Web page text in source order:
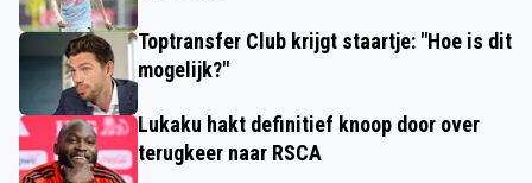
Toptransfer Club krijgt staartje: "Hoe is dit
mogelijk?"
Lukaku hakt definitief knoop door over
terugkeer naar RSCA